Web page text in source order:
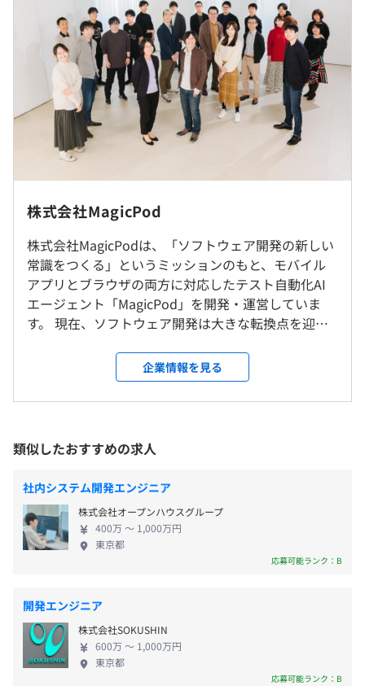
プロダクト全体を見ながら開発に関われる体制を大切にし
ています。専門性を持ちながらも、必要に応じてフロント
エンド、バックエンド、AI機能、テスト実行基盤などを横
断して開発できる環境です。
※CEO 伊藤 プロフィール
京都大学大学院情報学研究科修了後、株式会社ワークスア
プリケーションズに入社。製品開発に従事するなかで品質
保証の課題に直面し、テスト自動化に取り組む。社内での
自動テストツール開発で社長賞を受賞し、その後は
Seleniumコミュニティ設立、書籍執筆、SeleniumConf
Japanの開催など、自動テスト技術の普及にも関わる。
2012年に株式会社MagicPodを設立し、2017年にAI自動テ
ストサービス「MagicPod」の提供を開始。現在は、AIエ
ージェント時代のソフトウェア品質保証を支えるプロダク
ト開発を推進している。
AI技術を活用したテスト自動化SaaS『MagicPod』
https://magicpod.com/
・書籍・カンファレンス参加費用の補助制度
・プログラミングスキル向上施策の実施（コードレビュ
ー、ペアプログラミング）
最新チップのMacBook Proを貸与しています。
▼リモートワークについて
基本はリモートワークで、出社頻度に関する明確なルール
は設けていません。週1回・月1回出社するメンバーもい
れば、遠方在住のため数か月に1回出社するケースもあり
ます。一方で、相互理解を深め、円滑なコミュニケーショ
ンを図る目的から、オフラインで顔を合わせる機会も大切
東京本社および自宅
会社の定める場所（テレワークを行う場所を含む）
受動喫煙防止措置に関する事項
屋内禁煙（屋上に喫煙所あり）
東京メトロ東西線・日比谷線「茅場町駅」より徒歩6分
東京メトロ半蔵門線「水天宮前駅」より徒歩8分
・月給：542,000円〜834,000円
・基本給：405,619円〜 634,920円
・固定残業代：116,381円〜179,080円（35時間分/月）
・リモートワーク手当：一律20,000円
※時間外労働の有無に関わらず、月35時間分の固定残業
手当を支給いたします。
※また月35時間を超過する時間外労働分についての割増
賃金は追加で全額支給いたします。
（※想定年収は年収提示額を保証するものではありません）
・標準労働時間：8時間
・休憩時間：1時間
※10:00〜19:00で働くメンバーが多いです。
※基本リモートですが、月に数日の出社を推奨していま
す。出社頻度については、柔軟にご相談いただけます。互
いを理解して、コミュニケーションを円滑にするためにオ
フラインで顔を合わせる機会を大切にしています。
休憩時間：休憩60分 ※昼食時間は業務の都合により各々
・完全週休2日制（土日）、祝祭日休み
株式会社MagicPod
株式会社MagicPodは、「ソフトウェア開発の新しい
常識をつくる」というミッションのもと、モバイル
アプリとブラウザの両方に対応したテスト自動化AI
エージェント「MagicPod」を開発・運営していま
す。 現在、ソフトウェア開発は大きな転換点を迎え
ードを書く速度は飛躍的に向上し、開発のあり方そ
のものが変わり始めています。一方で、開発速度が上
がるほど、「AIが生成したコードや変更を、誰が・ど
これまで以上に重要になっています。 しかし、世の
中で行われているソフトウェアテストの多くは、ま
だこの変化に十分適応できていません。リリース前
の確認、回帰テスト、不具合調査、テストケースの
保守など、多くの工程が人手に依存しており、ソフト
ウェア開発の中でもアナログな運用が大きく残って
いる領域です。AIによって開発が速くなるほど、品質
クになる構造はより深刻になります。 MagicPodが取
り組んでいるのは、この巨大で非効率が残るソフト
ウェアテスト領域を、AIと自動化によって変革する
ことです。テスト作成、実行、結果判定、失敗原因の
分析、保守・修復までを一気通貫で支援し、開発チ
企業情報を見る
類似したおすすめの求人
社内システム開発エンジニア
株式会社オープンハウスグループ
400万 〜 1,000万円
東京都
応募可能ランク：B
開発エンジニア
株式会社SOKUSHIN
600万 〜 1,000万円
東京都
応募可能ランク：B